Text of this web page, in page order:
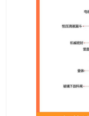
单层玻璃反应釜